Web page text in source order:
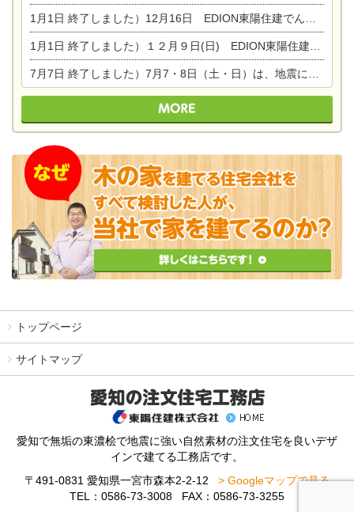
1月1日 終了しました）12月16日 EDION東陽住建でんき OPEN第二弾イベント！！
1月1日 終了しました）１２月９日(日) EDION東陽住建でんき館プレＯＰＥＮ！＆家の修理まつり
7月7日 終了しました）7月7・8日（土・日）は、地震に強くて安心！暮らしを楽しむ東濃ひのきの平屋の家体験見学会を開催します。ぜひお越しください。
トップページ
サイトマップ
愛知で無垢の東濃桧で地震に強い自然素材の注文住宅を良いデザ
インで建てる工務店です。
〒491-0831 愛知県一宮市森本2-2-12 > Googleマップで見る
TEL：0586-73-3008 FAX：0586-73-3255